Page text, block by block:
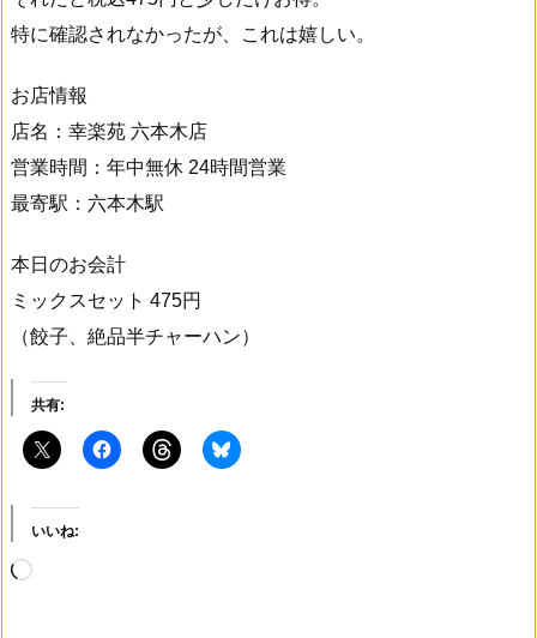
特に確認されなかったが、これは嬉しい。
お店情報
店名：幸楽苑 六本木店
営業時間：年中無休 24時間営業
最寄駅：六本木駅
本日のお会計
ミックスセット 475円
（餃子、絶品半チャーハン）
共有:
いいね: